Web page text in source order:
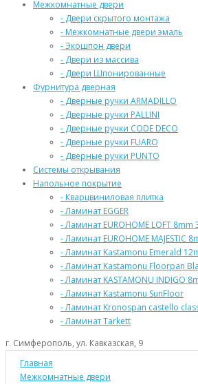
Межкомнатные двери
- Двери скрытого монтажа
- Межкомнатные двери эмаль
- Экошпон двери
- Двери из массива
- Двери Шпонированные
Фурнитура дверная
- Дверные ручки ARMADILLO
- Дверные ручки PALLINI
- Дверные ручки CODE DECO
- Дверные ручки FUARO
- Дверные ручки PUNTO
Системы открывания
Напольное покрытие
- Кварцвиниловая плитка
- Ламинат EGGER
- Ламинат EUROHOME LOFT 8mm
- Ламинат EUROHOME MAJESTIC
- Ламинат Kastamonu Emerald
- Ламинат Kastamonu Floorpan
- Ламинат KASTAMONU INDIGO
- Ламинат Kastamonu SunFloor
- Ламинат Kronospan castello
- Ламинат Tarkett
г. Симферополь, ул. Кавказская, 9
Главная
Межкомнатные двери